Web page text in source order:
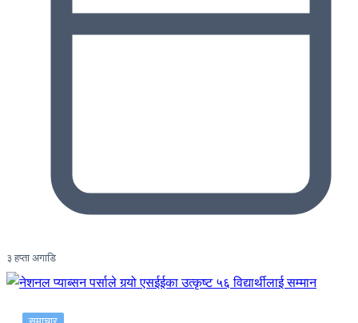
३ हप्ता अगाडि